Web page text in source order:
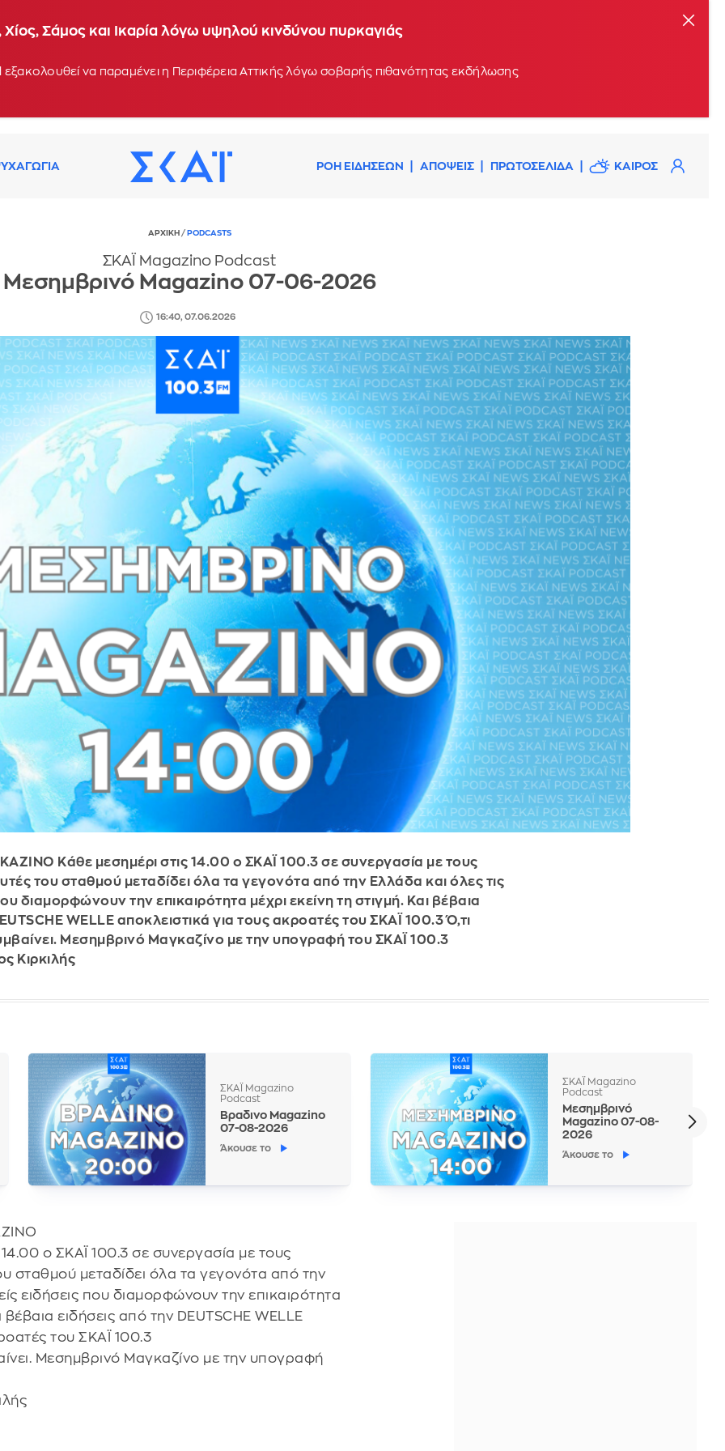
Σάμος και Ικαρία λόγω υψηλού κινδύνου πυρκαγιάς
να παραμένει η Περιφέρεια Αττικής λόγω σοβαρής πιθανότητας εκδήλωσης
ΡΟΗ ΕΙΔΗΣΕΩΝ ΑΠΟΨΕΙΣ ΠΡΩΤΟΣΕΛΙΔΑ ΚΑΙΡΟΣ
ΑΡΧΙΚΗ / PODCASTS
ΣΚΑΪ Magazino Podcast
Μεσημβρινό Magazino 07-06-2026
16:40, 07.06.2026
Κάθε μεσημέρι στις 14.00 ο ΣΚΑΪ 100.3 σε συνεργασία με τους
του σταθμού μεταδίδει όλα τα γεγονότα από την Ελλάδα και όλες τις
διαμορφώνουν την επικαιρότητα μέχρι εκείνη τη στιγμή. Και βέβαια
WELLE αποκλειστικά για τους ακροατές του ΣΚΑΪ 100.3 Ό,τι
Μεσημβρινό Μαγκαζίνο με την υπογραφή του ΣΚΑΪ 100.3
Κιρκιλής
ΣΚΑΪ Magazino
Podcast
Βραδινο Magazino
07-08-2026
Άκουσε το
ΣΚΑΪ Magazino
Podcast
Μεσημβρινό
Magazino 07-08-
2026
Άκουσε το
ο ΣΚΑΪ 100.3 σε συνεργασία με τους
σταθμού μεταδίδει όλα τα γεγονότα από την
ειδήσεις που διαμορφώνουν την επικαιρότητα
βέβαια ειδήσεις από την DEUTSCHE WELLE
του ΣΚΑΪ 100.3
Μεσημβρινό Μαγκαζίνο με την υπογραφή